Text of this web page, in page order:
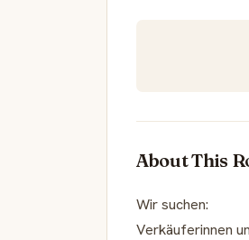
About This
Wir suchen:
Verkäuferinnen